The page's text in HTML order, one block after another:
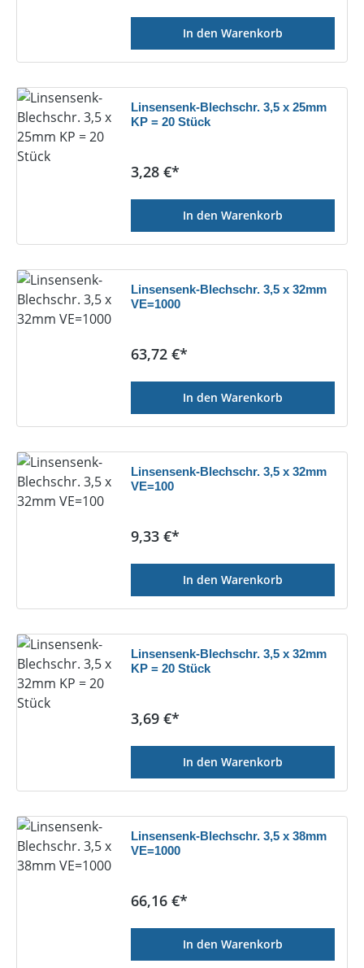
In den Warenkorb
Linsensenk-Blechschr. 3,5 x 25mm
KP = 20 Stück
Regulärer Preis:
3,28 €*
In den Warenkorb
Linsensenk-Blechschr. 3,5 x 32mm
VE=1000
Regulärer Preis:
63,72 €*
In den Warenkorb
Linsensenk-Blechschr. 3,5 x 32mm
VE=100
Regulärer Preis:
9,33 €*
In den Warenkorb
Linsensenk-Blechschr. 3,5 x 32mm
KP = 20 Stück
Regulärer Preis:
3,69 €*
In den Warenkorb
Linsensenk-Blechschr. 3,5 x 38mm
VE=1000
Regulärer Preis:
66,16 €*
In den Warenkorb